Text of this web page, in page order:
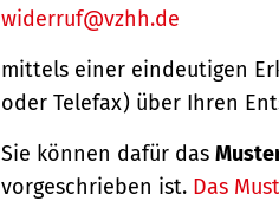
widerruf@vzhh.de
mittels einer eindeutigen
oder Telefax) über Ihren
Sie können dafür das
vorgeschrieben ist. Das